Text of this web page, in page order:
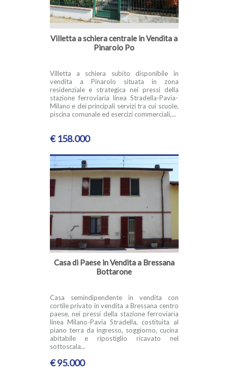
Villetta a schiera centrale in Vendita a
Pinarolo Po
Villetta a schiera subito disponibile in
vendita a Pinarolo situata in zona
residenziale e strategica nei pressi della
stazione ferroviaria linea Stradella-Pavia-
Milano e dei principali servizi tra cui scuole,
piscina comunale ed esercizi commerciali,...
€ 158.000
Casa di Paese in Vendita a Bressana
Bottarone
Casa semindipendente in vendita con
cortile privato in vendita a Bressana centro
paese, nei pressi della stazione ferroviaria
linea Milano-Pavia Stradella, costituita al
piano terra da ingresso, soggiorno, cucina
abitabile e ripostiglio ricavato nel
sottoscala...
€ 95.000